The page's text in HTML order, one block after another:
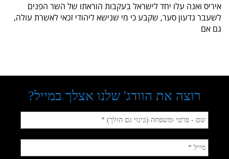
איריס ואנה עלו יחד לישראל בעקבות הוראתו של השר הפנים
לשעבר גדעון סער, שקבע כי מי שנישא ליהודי זכאי לאשרת עולה,
גם אם